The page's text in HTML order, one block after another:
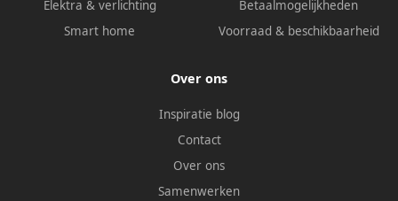
Elektra & verlichting
Smart home
Betaalmogelijkheden
Voorraad & beschikbaarheid
Over ons
Inspiratie blog
Contact
Over ons
Samenwerken